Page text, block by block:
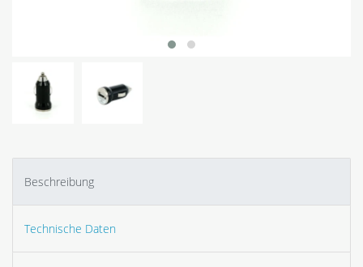
Beschreibung
Technische Daten